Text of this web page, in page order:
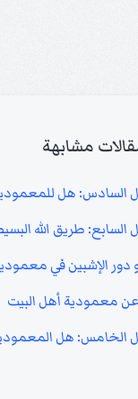
مشابهة
السادس: هل
السابع: طريق الله
دور الإشبين في
معمودية أهل البيت
الخامس: هل